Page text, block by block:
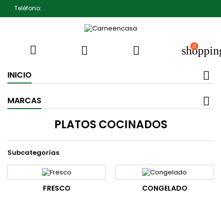
Teléfono:
   0
INICIO
MARCAS
PLATOS COCINADOS
Subcategorías
FRESCO CONGELADO